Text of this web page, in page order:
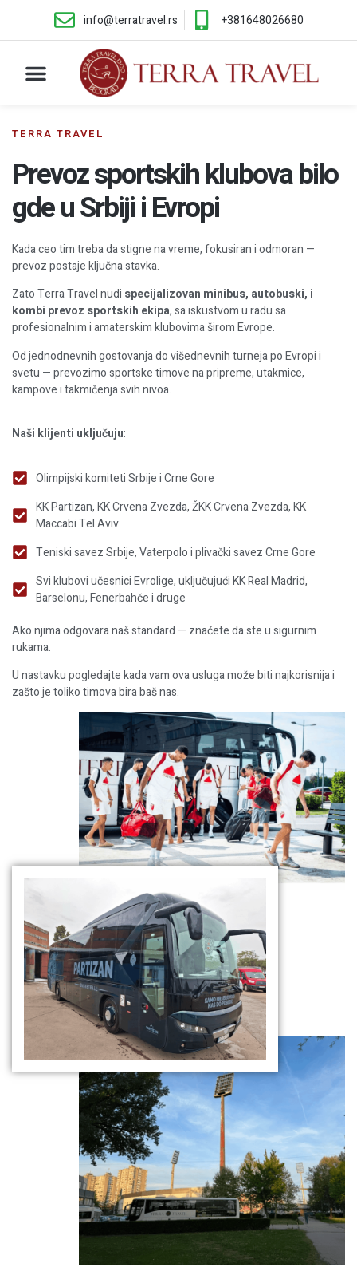
info@terratravel.rs +381648026680
TERRA TRAVEL
Prevoz sportskih klubova bilo
gde u Srbiji i Evropi
Kada ceo tim treba da stigne na vreme, fokusiran i odmoran —
prevoz postaje ključna stavka.
Zato Terra Travel nudi specijalizovan minibus, autobuski, i
kombi prevoz sportskih ekipa, sa iskustvom u radu sa
profesionalnim i amaterskim klubovima širom Evrope.
Od jednodnevnih gostovanja do višednevnih turneja po Evropi i
svetu — prevozimo sportske timove na pripreme, utakmice,
kampove i takmičenja svih nivoa.
Naši klijenti uključuju:
Olimpijski komiteti Srbije i Crne Gore
KK Partizan, KK Crvena Zvezda, ŽKK Crvena Zvezda, KK
Maccabi Tel Aviv
Teniski savez Srbije, Vaterpolo i plivački savez Crne Gore
Svi klubovi učesnici Evrolige, uključujući KK Real Madrid,
Barselonu, Fenerbahče i druge
Ako njima odgovara naš standard — znaćete da ste u sigurnim
rukama.
U nastavku pogledajte kada vam ova usluga može biti najkorisnija i
zašto je toliko timova bira baš nas.